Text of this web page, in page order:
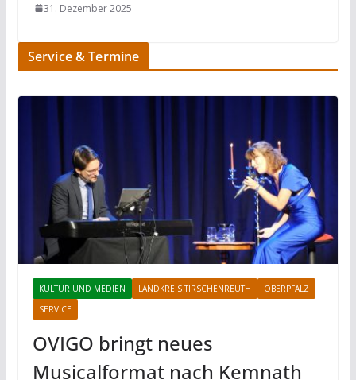
31. Dezember 2025
Service & Termine
KULTUR UND MEDIEN LANDKREIS TIRSCHENREUTH
OBERPFALZ
SERVICE
OVIGO bringt neues
Musicalformat nach Kemnath